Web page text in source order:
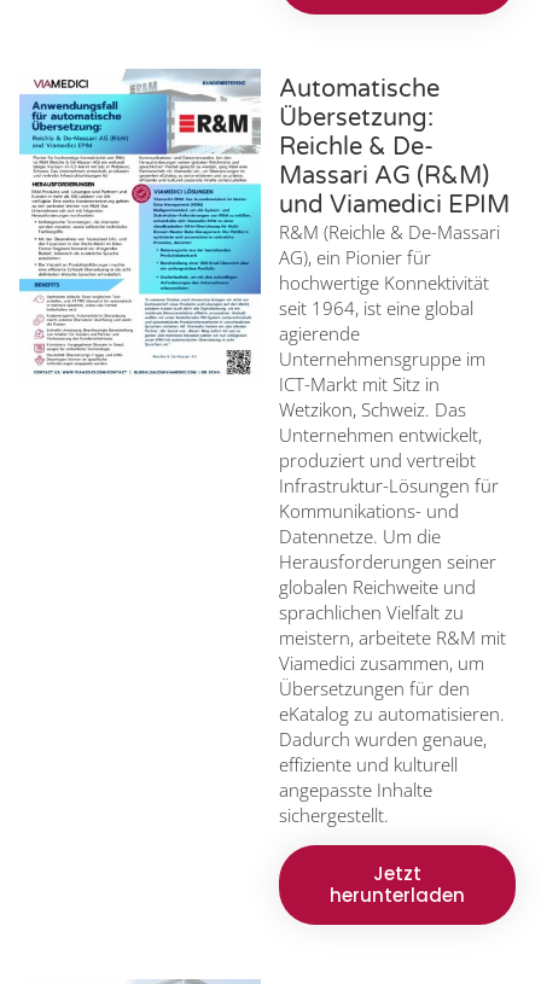
Automatische
Übersetzung:
Reichle & De-
Massari AG (R&M)
und Viamedici EPIM
R&M (Reichle & De-Massari
AG), ein Pionier für
hochwertige Konnektivität
seit 1964, ist eine global
agierende
Unternehmensgruppe im
ICT-Markt mit Sitz in
Wetzikon, Schweiz. Das
Unternehmen entwickelt,
produziert und vertreibt
Infrastruktur-Lösungen für
Kommunikations- und
Datennetze. Um die
Herausforderungen seiner
globalen Reichweite und
sprachlichen Vielfalt zu
meistern, arbeitete R&M mit
Viamedici zusammen, um
Übersetzungen für den
eKatalog zu automatisieren.
Dadurch wurden genaue,
effiziente und kulturell
angepasste Inhalte
sichergestellt.
Jetzt
herunterladen